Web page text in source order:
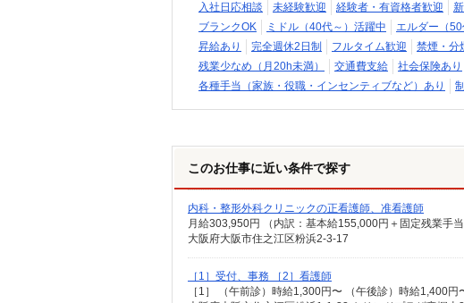
入社日応相談
未経験歓迎 経験者・有資格者歓迎
ブランクOK
ミドル（40代～）活躍中 エルダー（
昇給あり
完全週休2日制 フルタイム歓迎 禁煙・分
残業少なめ（月20h未満）
交通費支給 社会保険あり
各種手当（家族・役職・インセンティブなど）あり
このお仕事に近い条件で探す
内科・整形外科クリニックの正看護師、准看護師
大阪府大阪市住之江区粉浜2-3-17
［1］受付、事務 ［2］看護師